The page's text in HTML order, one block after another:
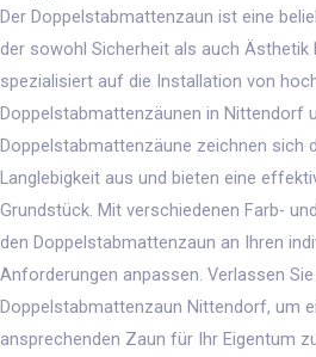
Der Doppelstabmattenzaun ist eine
der sowohl Sicherheit als auch
spezialisiert auf die Installation von
Doppelstabmattenzäunen in Nittendorf
Doppelstabmattenzäune zeichnen sich
Langlebigkeit aus und bieten eine
Grundstück. Mit verschiedenen Farb-
den Doppelstabmattenzaun an Ihren
Anforderungen anpassen. Verlassen
Doppelstabmattenzaun Nittendorf, um
ansprechenden Zaun für Ihr Eigentum